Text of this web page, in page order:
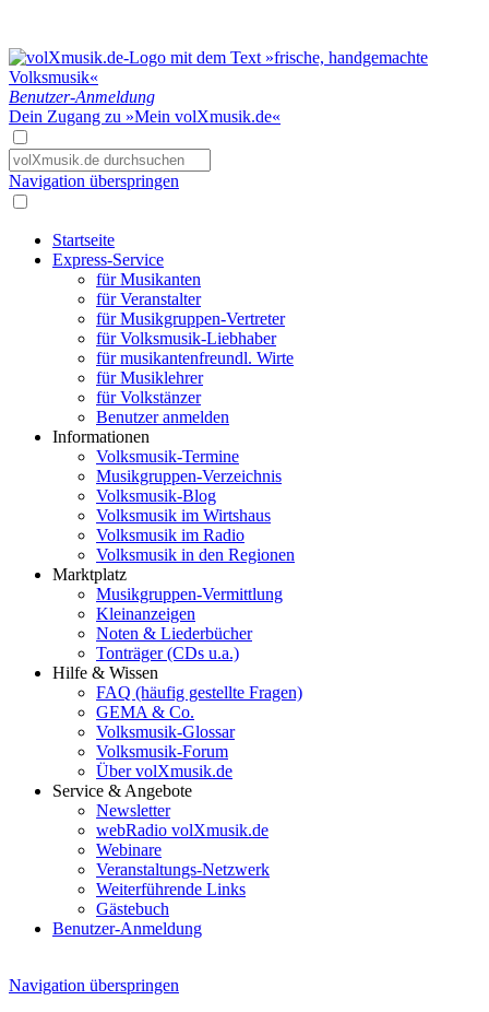
Benutzer-Anmeldung
Dein Zugang zu »Mein volXmusik.de«
Navigation überspringen
Startseite
Express-Service
für Musikanten
für Veranstalter
für Musikgruppen-Vertreter
für Volksmusik-Liebhaber
für musikantenfreundl. Wirte
für Musiklehrer
für Volkstänzer
Benutzer anmelden
Informationen
Volksmusik-Termine
Musikgruppen-Verzeichnis
Volksmusik-Blog
Volksmusik im Wirtshaus
Volksmusik im Radio
Volksmusik in den Regionen
Marktplatz
Musikgruppen-Vermittlung
Kleinanzeigen
Noten & Liederbücher
Tonträger (CDs u.a.)
Hilfe & Wissen
FAQ (häufig gestellte Fragen)
GEMA & Co.
Volksmusik-Glossar
Volksmusik-Forum
Über volXmusik.de
Service & Angebote
Newsletter
webRadio volXmusik.de
Webinare
Veranstaltungs-Netzwerk
Weiterführende Links
Gästebuch
Benutzer-Anmeldung
Navigation überspringen